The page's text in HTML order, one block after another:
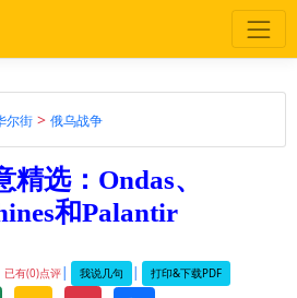
尔街 > 俄乌战争
选：Ondas、
和Palantir
已有(0)点评| 我说几句 | 打印&下载PDF